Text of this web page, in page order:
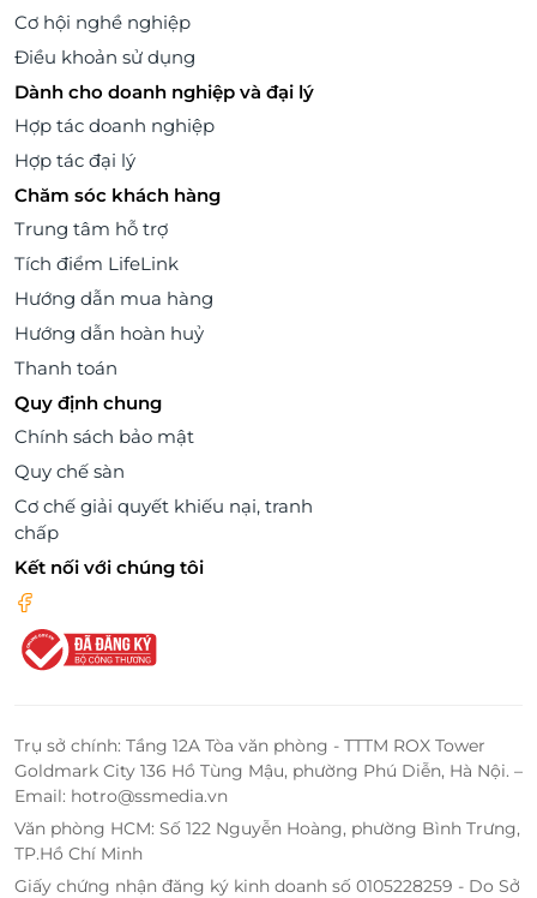
Cơ hội nghề nghiệp
Điều khoản sử dụng
Dành cho doanh nghiệp và đại lý
Hợp tác doanh nghiệp
Hợp tác đại lý
Chăm sóc khách hàng
Trung tâm hỗ trợ
Tích điểm LifeLink
Hướng dẫn mua hàng
Hướng dẫn hoàn huỷ
Thanh toán
Quy định chung
Chính sách bảo mật
Quy chế sàn
Cơ chế giải quyết khiếu nại, tranh
chấp
Kết nối với chúng tôi
Trụ sở chính: Tầng 12A Tòa văn phòng - TTTM ROX Tower
Goldmark City 136 Hồ Tùng Mậu, phường Phú Diễn, Hà Nội. –
Email: hotro@ssmedia.vn
Văn phòng HCM: Số 122 Nguyễn Hoàng, phường Bình Trưng,
TP.Hồ Chí Minh
Giấy chứng nhận đăng ký kinh doanh số 0105228259 - Do Sở